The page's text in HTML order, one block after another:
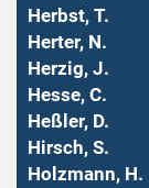
Herbst, T.
Herter, N.
Herzig, J.
Hesse, C.
Heßler, D.
Hirsch, S.
Holzmann, H.